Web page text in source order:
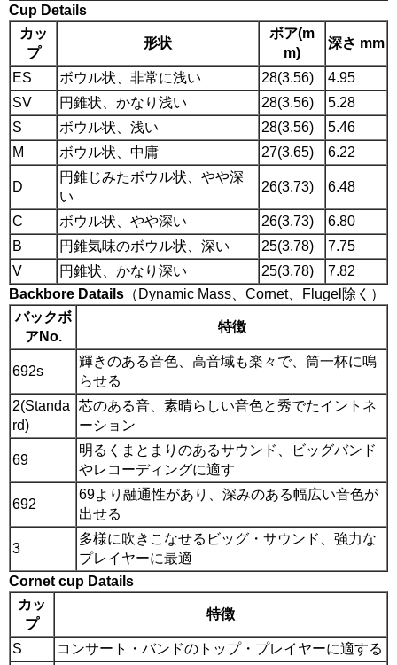
Cup Details
カッ
プ
形状
ボア(m
m)
深さ mm
ES ボウル状、非常に浅い 28(3.56)
4.95
SV
円錐状、かなり浅い 28(3.56)
5.28
S
ボウル状、浅い 28(3.56)
5.46
M
ボウル状、中庸 27(3.65) 6.22
D
円錐じみたボウル状、やや深
い
26(3.73) 6.48
C ボウル状、やや深い 26(3.73)
6.80
B
円錐気味のボウル状、深い 25(3.78)
7.75
V
円錐状、かなり深い 25(3.78)
7.82
Backbore Datails （Dynamic Mass、Cornet、Flugel除く）
バックボ
アNo.
特徴
692s
輝きのある音色、高音域も楽々で、筒一杯に鳴
らせる
2(Standa
rd)
芯のある音、素晴らしい音色と秀でたイントネ
ーション
69
明るくまとまりのあるサウンド、ビッグバンド
やレコーディングに適す
692
69より融通性があり、深みのある幅広い音色が
出せる
3
多様に吹きこなせるビッグ・サウンド、強力な
プレイヤーに最適
Cornet cup Datails
カッ
プ
特徴
S コンサート・バンドのトップ・プレイヤーに適する